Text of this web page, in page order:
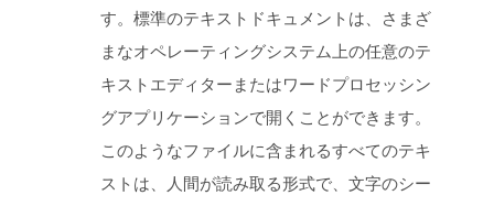
す。標準のテキストドキュメントは、さまざ
まなオペレーティングシステム上の任意のテ
キストエディターまたはワードプロセッシン
グアプリケーションで開くことができます。
このようなファイルに含まれるすべてのテキ
ストは、人間が読み取る形式で、文字のシー